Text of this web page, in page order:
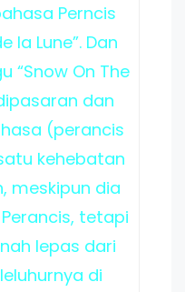
Perncis
la Lune”. Dan
“Snow On The
dan
(perancis
kehebatan
meskipun dia
tetapi
lepas dari
di